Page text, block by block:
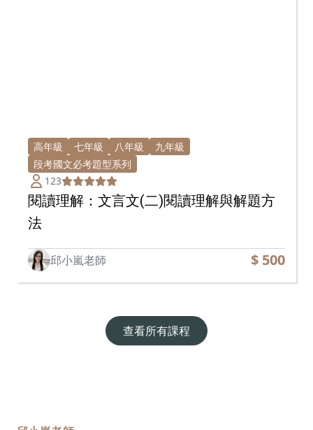
高年級 七年級 八年級
九年級
段考國文必考題型系列
123
閱讀理解：文言文(二)閱讀理解與解題方
法
邱小嵐老師 $ 500
查看所有課程